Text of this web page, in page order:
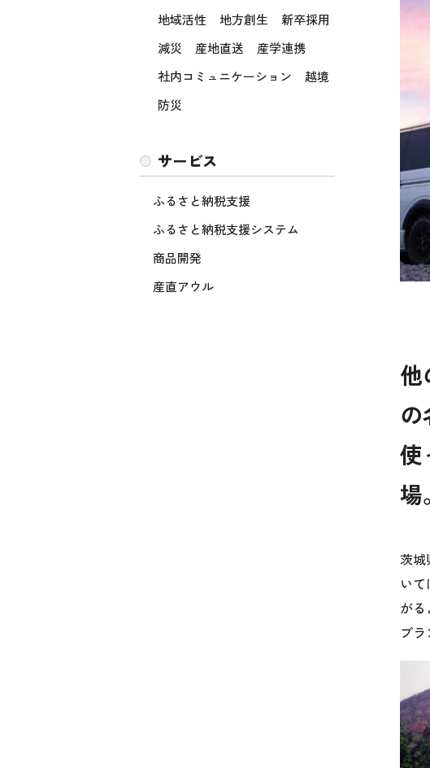
地域活性
地方創生
新卒採用
減災
産地直送
産学連携
社内コミュニケーション
越境
防災
サービス
ふるさと納税支援
ふるさと納税支援システム
商品開発
産直アウル
他
使
場。
茨城
い
が
ブ